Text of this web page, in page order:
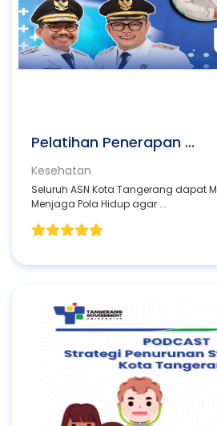
Pelatihan Penerapan ...
Kesehatan
Seluruh ASN Kota Tangerang dapat
Menjaga Pola Hidup agar ...